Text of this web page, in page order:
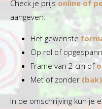
Check je prijs online of
aangeven:
Het gewenste
Op rol of
Frame van 2 cm of
Met of zonder
In de omschrijving kun je